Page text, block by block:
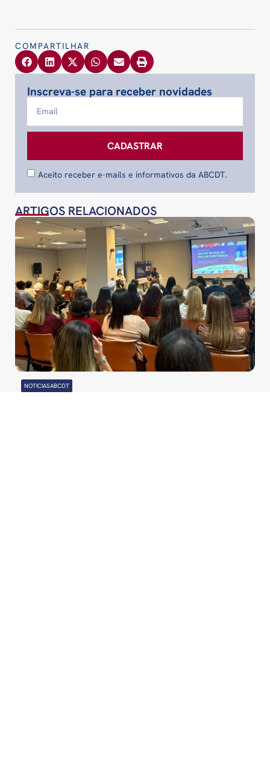
COMPARTILHAR
Inscreva-se para receber novidades
Aceito receber e-mails e informativos da ABCDT.
CADASTRAR
ARTIGOS RELACIONADOS
NOTICIASABCDT